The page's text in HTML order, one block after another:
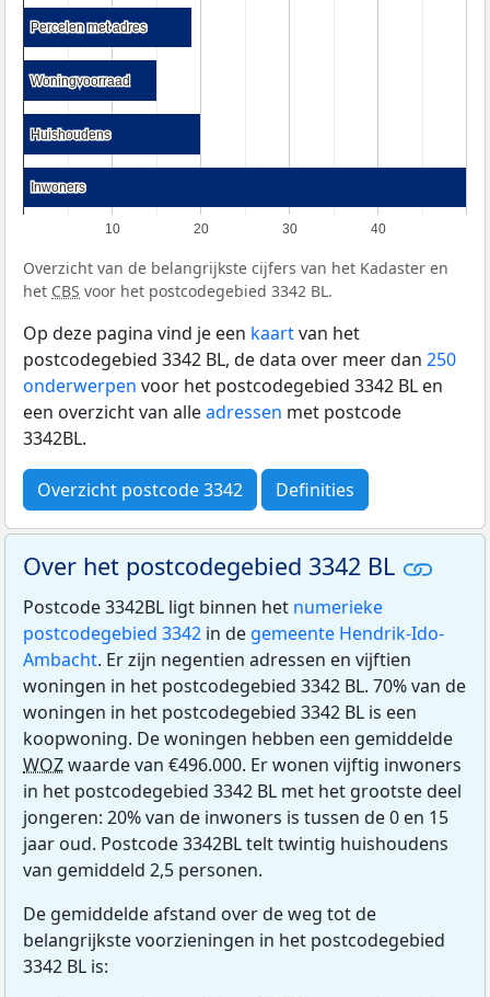
10 20 30 40
Percelen met adres
Percelen met adres
Woningvoorraad
Woningvoorraad
Huishoudens
Huishoudens
Inwoners
Inwoners
Overzicht van de belangrijkste cijfers van het Kadaster en
het CBS voor het postcodegebied 3342 BL.
Op deze pagina vind je een kaartvan het
postcodegebied 3342 BL, de data over meer dan 250
onderwerpen voor het postcodegebied 3342 BL en
een overzicht van alleadressen met postcode
3342BL.
Overzicht postcode 3342 Definities
Over het postcodegebied 3342 BL
Postcode 3342BL ligt binnen het numerieke
postcodegebied 3342 in de gemeente Hendrik-Ido-
Ambacht. Er zijn negentien adressen en vijftien
woningen in het postcodegebied 3342 BL. 70% van de
woningen in het postcodegebied 3342 BL is een
koopwoning. De woningen hebben een gemiddelde
WOZwaarde van €496.000. Er wonen vijftig inwoners
in het postcodegebied 3342 BL met het grootste deel
jongeren: 20% van de inwoners is tussen de 0 en 15
jaar oud. Postcode 3342BL telt twintig huishoudens
van gemiddeld 2,5 personen.
De gemiddelde afstand over de weg tot de
belangrijkste voorzieningen in het postcodegebied
3342 BL is: